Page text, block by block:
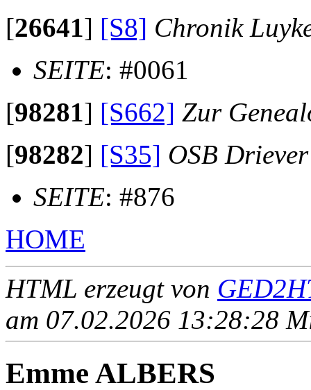
[26641] [S8] Chronik
SEITE: #0061
[98281] [S662] Zur
[98282] [S35] OSB Driever
SEITE: #876
HOME
HTML erzeugt von
am 07.02.2026 13:28:28
Emme ALBERS